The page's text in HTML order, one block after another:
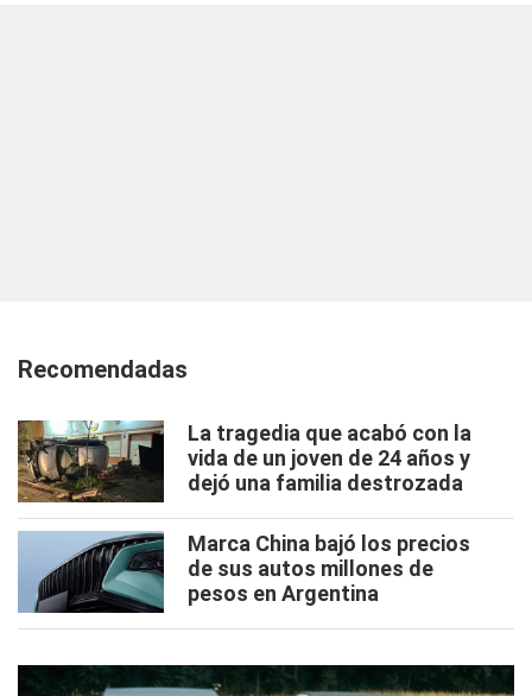
Recomendadas
La tragedia que acabó con la
vida de un joven de 24 años y
dejó una familia destrozada
Marca China bajó los precios
de sus autos millones de
pesos en Argentina